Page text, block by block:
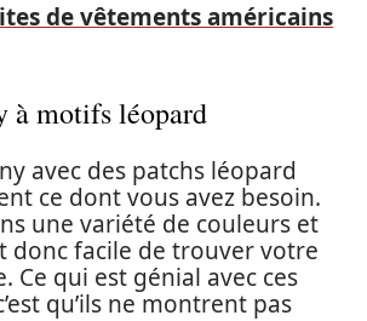
de vêtements américains
à motifs léopard
avec des patchs léopard
ce dont vous avez besoin.
une variété de couleurs et
donc facile de trouver votre
Ce qui est génial avec ces
qu’ils ne montrent pas